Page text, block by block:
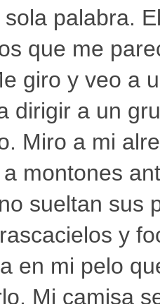
palabra.
que me
giro y veo a
dirigir a un
Miro a mi
montones
sueltan sus
y
en mi pelo
Mi camisa